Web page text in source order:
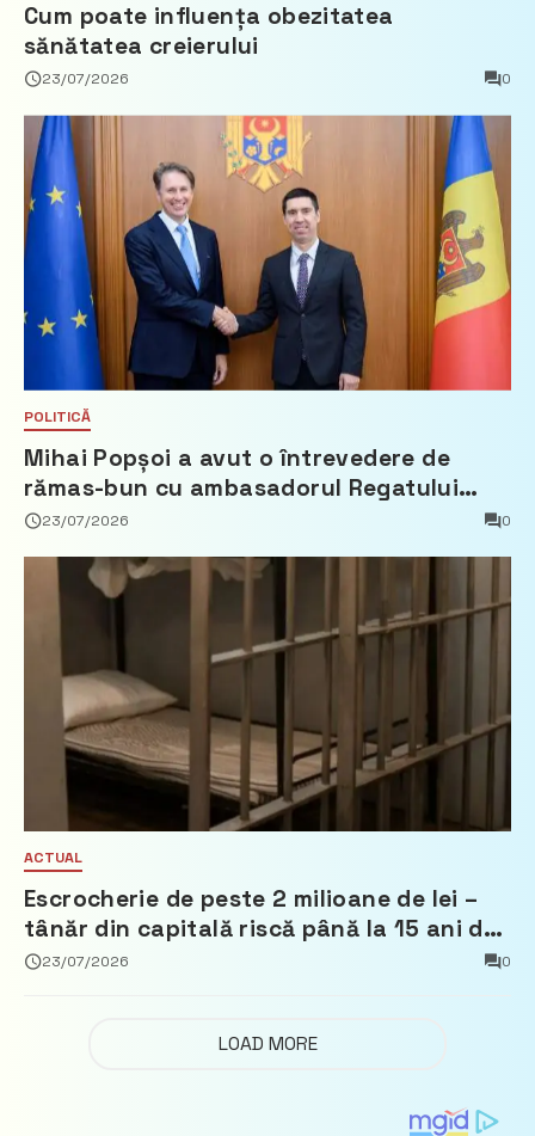
Cum poate influența obezitatea
sănătatea creierului
23/07/2026 0
POLITICĂ
Mihai Popșoi a avut o întrevedere de
rămas-bun cu ambasadorul Regatului
Țărilor de Jos, Fred Duijn
23/07/2026 0
ACTUAL
Escrocherie de peste 2 milioane de lei –
tânăr din capitală riscă până la 15 ani de
închisoare
23/07/2026 0
LOAD MORE